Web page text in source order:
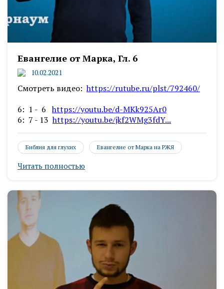
Евангелие от Марка, Гл. 6
10.02.2021
Смотреть видео: https://rutube.ru/plst/792460/
6: 1 - 6https://youtu.be/d-MKk925Ar0
6: 7 - 13https://youtu.be/jkf2WMg3fdY...
Библия для глухих Евангелие от Марка на РЖЯ
Читать полностью